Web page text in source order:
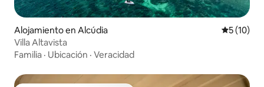
Alojamiento en Alcúdia
5 (10)
Villa Altavista
Familia · Ubicación · Veracidad